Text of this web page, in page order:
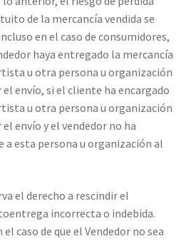
de la mercancía vendida se
en el caso de consumidores,
haya entregado la mercancía
u otra persona u organización
envío, si el cliente ha encargado
u otra persona u organización
envío y el vendedor no ha
esta persona u organización al
el derecho a rescindir el
incorrecta o indebida.
caso de que el Vendedor no sea